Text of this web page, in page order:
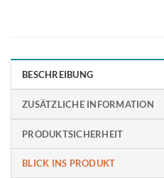
BESCHREIBUNG
ZUSÄTZLICHE INFORMATION
PRODUKTSICHERHEIT
BLICK INS PRODUKT